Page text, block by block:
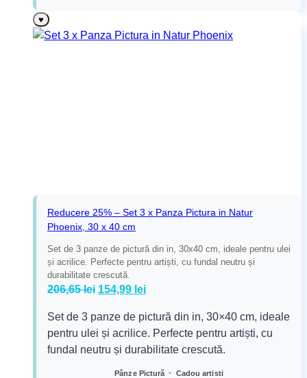
♥
Reducere 25% – Set 3 x Panza Pictura in Natur
Phoenix, 30 x 40 cm
Set de 3 panze de pictură din in, 30x40 cm, ideale pentru ulei
și acrilice. Perfecte pentru artiști, cu fundal neutru și
durabilitate crescută.
206,65lei Prețul
a
fost:
206,65 lei.
154,99 leiPrețul
este:
154,99 lei.
Set de 3 panze de pictură din in, 30×40 cm, ideale
pentru ulei și acrilice. Perfecte pentru artiști, cu
fundal neutru și durabilitate crescută.
Pânze Pictură • Cadou artisti